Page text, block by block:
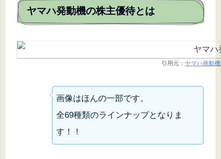
ヤマハ発動機の株主優待とは
引用元： ヤマハ発動
画像はほんの一部です。
全69種類のラインナップとなりま
す！！